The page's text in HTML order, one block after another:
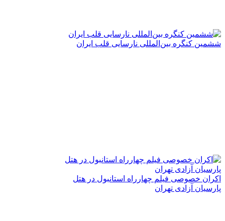
ششمین کنگره بین‌المللی نارسایی قلب ایران
اکران خصوصی فیلم چهارراه استانبول در هتل
پارسیان آزادی تهران